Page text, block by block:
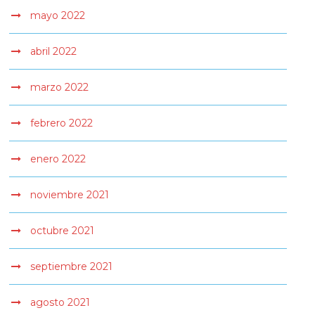
mayo 2022
abril 2022
marzo 2022
febrero 2022
enero 2022
noviembre 2021
octubre 2021
septiembre 2021
agosto 2021